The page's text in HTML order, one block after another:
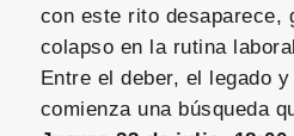
con este rito desaparece,
colapso en la rutina
Entre el deber, el legado
comienza una búsqueda